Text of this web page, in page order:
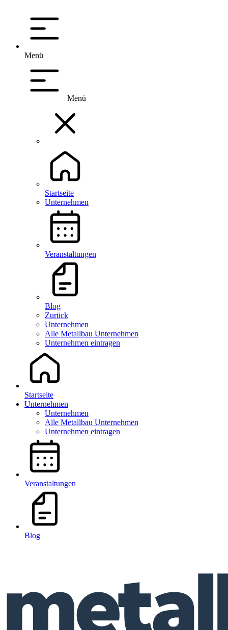
Menü
Menü
Startseite
Unternehmen
Veranstaltungen
Blog
Zurück
Unternehmen
Alle Metallbau Unternehmen
Unternehmen eintragen
Startseite
Unternehmen
Unternehmen
Alle Metallbau Unternehmen
Unternehmen eintragen
Veranstaltungen
Blog